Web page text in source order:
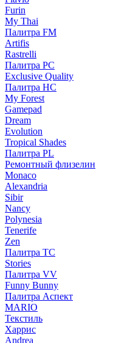
Furin
My Thai
Палитра FM
Artifis
Rastrelli
Палитра PC
Exclusive Quality
Палитра HС
My Forest
Gamepad
Dream
Evolution
Tropical Shades
Палитра PL
Ремонтный флизелин
Monaco
Alexandria
Sibir
Nancy
Polynesia
Tenerife
Zen
Палитра TC
Stories
Палитра VV
Funny Bunny
Палитра Аспект
MARIO
Текстиль
Харрис
Andrea